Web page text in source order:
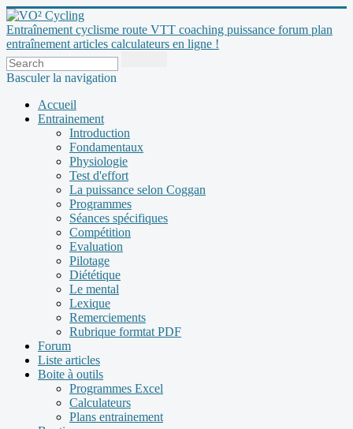
Entraînement cyclisme route VTT coaching puissance forum plan
entraînement articles calculateurs en ligne !
Basculer la navigation
Accueil
Entrainement
Introduction
Fondamentaux
Physiologie
Test d'effort
La puissance selon Coggan
Programmes
Séances spécifiques
Compétition
Evaluation
Pilotage
Diététique
Le mental
Lexique
Remerciements
Rubrique formtat PDF
Forum
Liste articles
Boite à outils
Programmes Excel
Calculateurs
Plans entrainement